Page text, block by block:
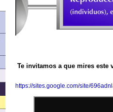
Te invitamos a que mires este
https://sites.google.com/site/